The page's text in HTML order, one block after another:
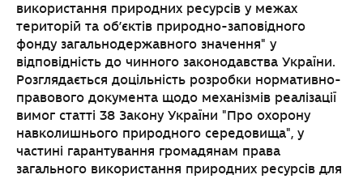
використання природних ресурсів у межах
територій та об’єктів природно-заповідного
фонду загальнодержавного значення" у
відповідність до чинного законодавства України.
Розглядається доцільність розробки нормативно-
правового документа щодо механізмів реалізації
вимог статті 38 Закону України "Про охорону
навколишнього природного середовища", у
частині гарантування громадянам права
загального використання природних ресурсів для